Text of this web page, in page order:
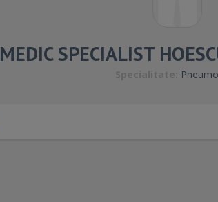
MEDIC SPECIALIST